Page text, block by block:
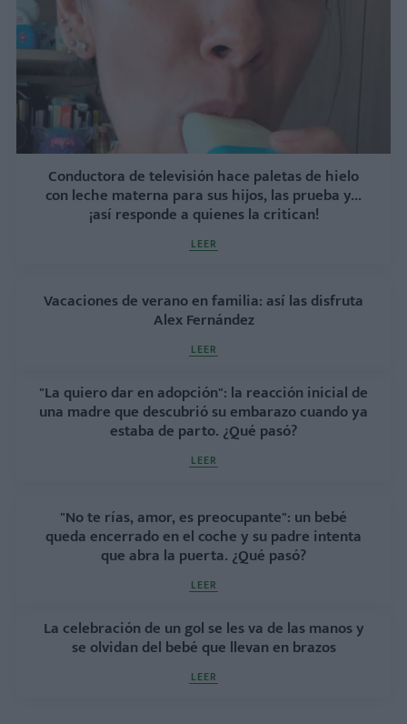
Conductora de televisión hace paletas de hielo
con leche materna para sus hijos, las prueba y...
¡así responde a quienes la critican!
LEER
Vacaciones de verano en familia: así las disfruta
Alex Fernández
LEER
"La quiero dar en adopción": la reacción inicial de
una madre que descubrió su embarazo cuando ya
estaba de parto. ¿Qué pasó?
LEER
"No te rías, amor, es preocupante": un bebé
queda encerrado en el coche y su padre intenta
que abra la puerta. ¿Qué pasó?
LEER
La celebración de un gol se les va de las manos y
se olvidan del bebé que llevan en brazos
LEER